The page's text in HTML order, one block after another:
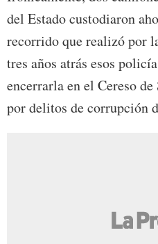
del Estado custodiaron
recorrido que realizó por
tres años atrás esos
encerrarla en el Cereso
por delitos de corrupción